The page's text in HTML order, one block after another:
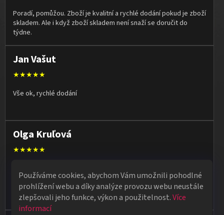
Používáme cookies, abychom Vám umožnili pohodlné
prohlížení webu a díky analýze provozu webu neustále
zlepšovali jeho funkce, výkon a použitelnost.Více
informací
Poradí, pomůžou. Zboží je kvalitní a rychlé dodání pokud je zboží
skladem. Ale i když zboží skladem není snaží se doručit do
týdne.
Jan Vašut
★★★★★
Vše ok, rychlé dodání
Olga Kruľová
★★★★★
perfektně, syn měl velký úspěch s kouzelnickým představením
na školní besídce. Objednávka dorazila po 4 dnech, takže
naprostá spokojenost.